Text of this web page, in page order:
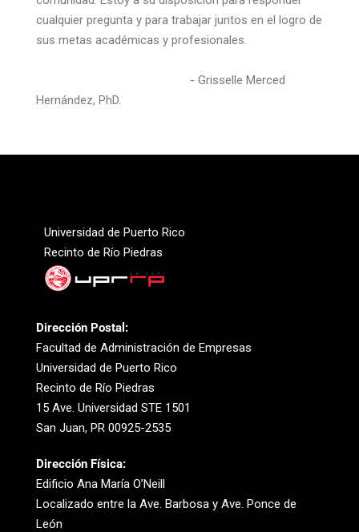
cualquier pregunta y para trabajar juntos en el logro de
sus metas académicas y profesionales.
- Grisselle Merced
Hernández, PhD.
Universidad de Puerto Rico
Recinto de Río Piedras
Dirección Postal:
Facultad de Administración de Empresas
Universidad de Puerto Rico
Recinto de Río Piedras
15 Ave. Universidad STE 1501
San Juan, PR 00925-2535
Dirección Física:
Edificio Ana María O’Neill
Localizado entre la Ave. Barbosa y Ave. Ponce de
León